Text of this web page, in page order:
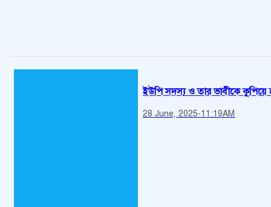
ইউপি সদস্য ও তার ভাবীকে কুপিয়ে
28 June, 2025-11:19AM